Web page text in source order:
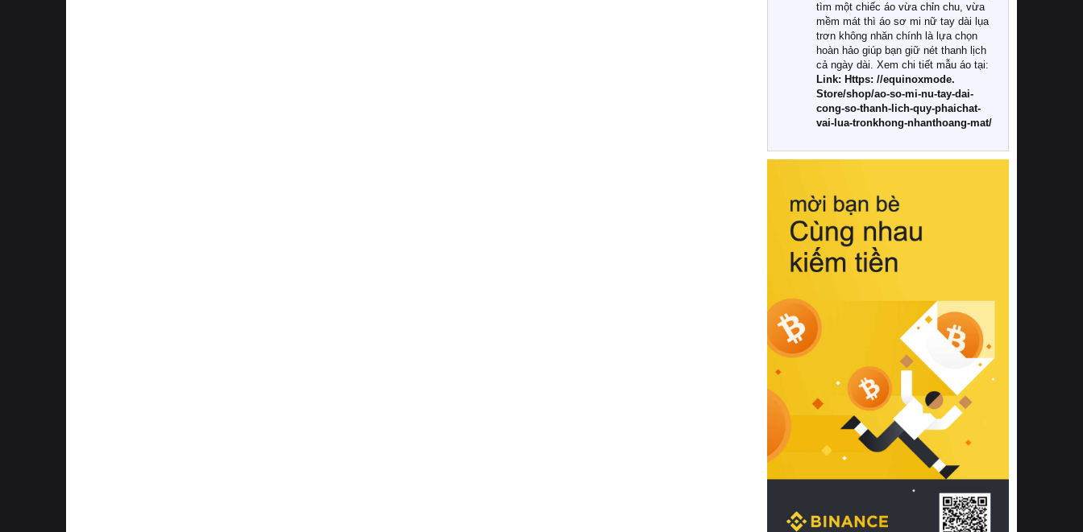
1. Tại sao các gia đình hiện đại lại ưa
chuộng chăn ga gối đệm cao cấp?
Khác với các dòng sản phẩm thông
thường, những bộ chăn ga gối đệm
cao cấp trải qua quy trình sản xuất
nghiêm ngặt từ khâu chọn lọc nguyên
liệu tự nhiên đến công nghệ dệt
nhuộm hiện đại không chứa hóa chất
này, bạn sẽ cảm nhận rõ rệt sự khác
hồi chuẩn xác của phần đệm nâng đỡ
cột sống.
Bên cạnh đó, việc lựa chọn các dòng
sản phẩm đạt chuẩn chất lượng quốc
tế còn giúp ngăn ngừa tình trạng kích
khuẩn và nấm mốc trong điều kiện
thời tiết nóng ẩm. Bạn có thể tìm hiểu
thêm các nghiên cứu khoa học về tác
động của giấc ngủ và môi trường
phòng ngủ đối với sức khỏe con
người tại Sleep Foundation (External
Link) để có cái nhìn toàn diện hơn.
2. Các tiêu chí vàng khi lựa chọn
chăn ga gối đệm cao cấp cho phòng
ngủ
Để sở hữu một bộ chăn ga gối đệm
cao cấp hoàn hảo cả về thẩm mỹ lẫn
công năng, người tiêu dùng cần cân
nhắc kỹ lưỡng các tiêu chí quan trọng
tìm một chiếc áo vừa chỉn chu, vừa
mềm mát thì áo sơ mi nữ tay dài lụa
trơn không nhăn chính là lựa chọn
hoàn hảo giúp bạn giữ nét thanh lịch
cả ngày dài. Xem chi tiết mẫu áo tại:
Link: Https: //equinoxmode.
Store/shop/ao-so-mi-nu-tay-dai-
cong-so-thanh-lich-quy-phaichat-
vai-lua-tronkhong-nhanthoang-mat/